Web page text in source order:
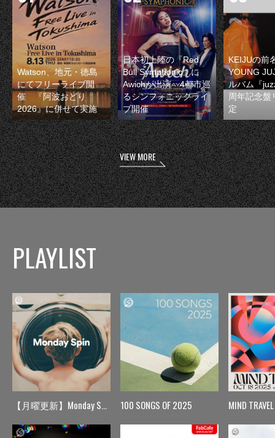
Watson、地元・徳島
にてフリーライブ開
催 『阿波おどり
2026』に併せて実施
日本初上陸の『Red
Bull Symphonic』に
Awichが出演 4都市巡
るシンフォニックライ
ブ開催
KEIJUの前
YOUNG
ルバム『
周年記念盤
定
VIEW MORE
PLAYLIST
【月曜更新】Monday Spin 100 SONGS OF 2025 MIND TRAVEL